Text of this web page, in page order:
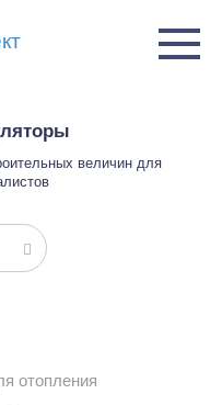
величин для
отопления